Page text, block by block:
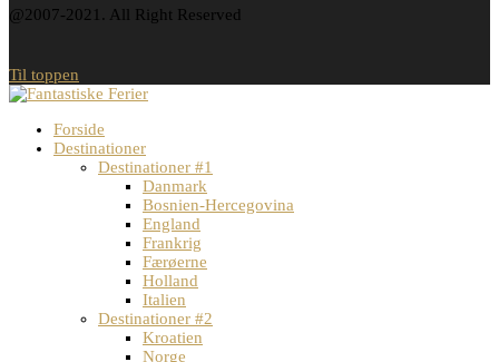
@2007-2021. All Right Reserved
Til toppen
Forside
Destinationer
Destinationer #1
Danmark
Bosnien-Hercegovina
England
Frankrig
Færøerne
Holland
Italien
Destinationer #2
Kroatien
Norge